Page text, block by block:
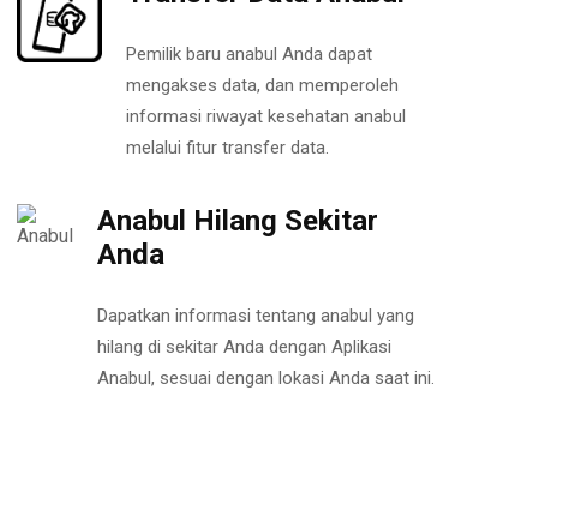
Pemilik baru anabul Anda dapat
mengakses data, dan memperoleh
informasi riwayat kesehatan anabul
melalui fitur transfer data.
Anabul Hilang Sekitar
Anda
Dapatkan informasi tentang anabul yang
hilang di sekitar Anda dengan Aplikasi
Anabul, sesuai dengan lokasi Anda saat ini.